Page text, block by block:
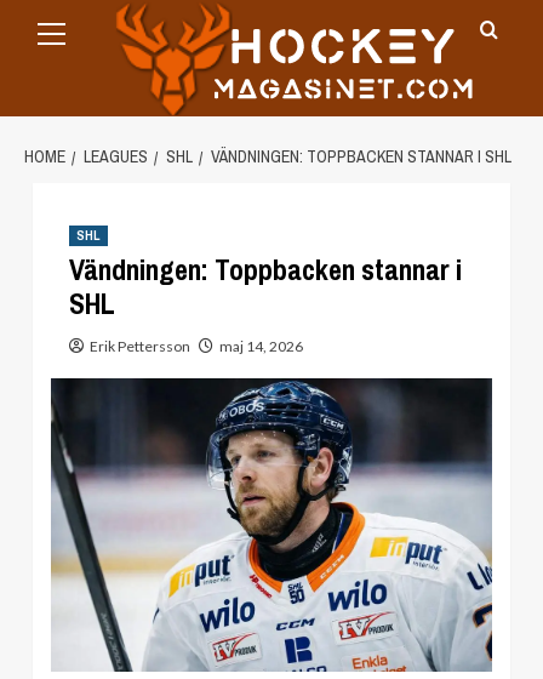
Menu
HOME LEAGUES SHL VÄNDNINGEN: TOPPBACKEN STANNAR I SHL
SHL
Vändningen: Toppbacken stannar i
SHL
Erik Pettersson maj 14, 2026